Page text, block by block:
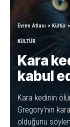
Evren Atlası > Kültür
KÜLTÜR
Kara
kabul
Kara kedinin
Gregory'nin
olduğunu